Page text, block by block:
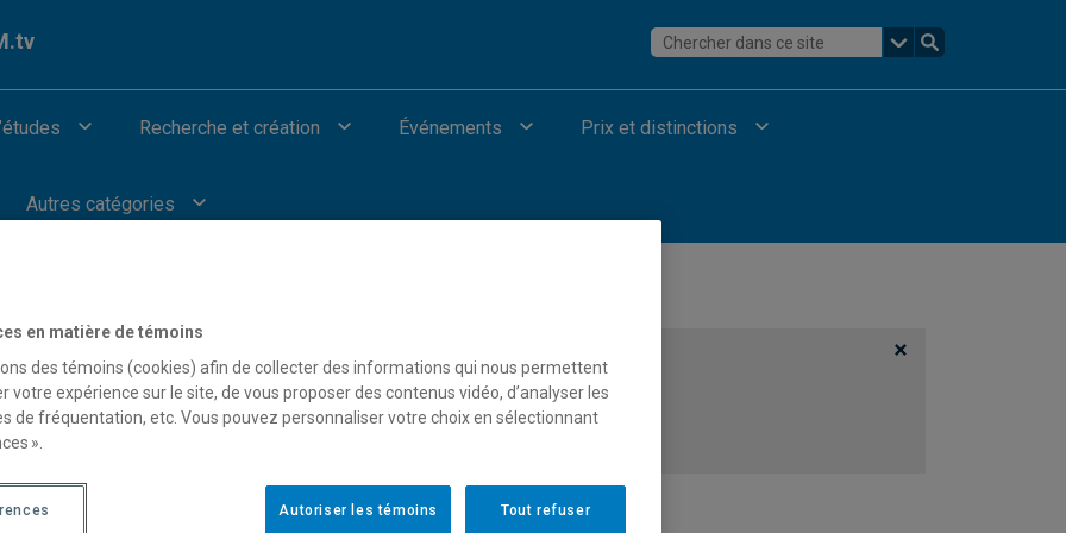
Recherche et création Événements Prix et distinctions
Autres catégories
afficher les vidéos provenant de Youtube.
en matière de témoins
des témoins (cookies) afin de collecter des informations qui nous permettent
votre expérience sur le site, de vous proposer des contenus vidéo, d’analyser les
de fréquentation, etc. Vous pouvez personnaliser votre choix en sélectionnant
».
Tout refuser
Autoriser les témoins